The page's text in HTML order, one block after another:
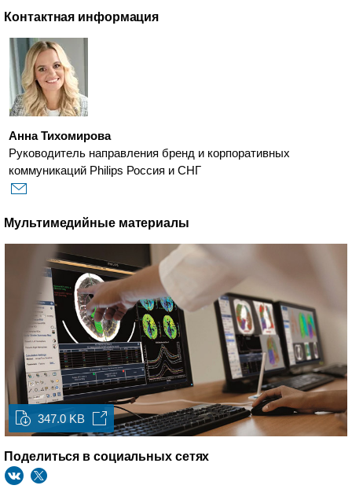
Контактная информация
Анна Тихомирова
Руководитель направления бренд и корпоративных
коммуникаций Philips Россия и СНГ
Мультимедийные материалы
347.0 KB
Поделиться в социальных сетях